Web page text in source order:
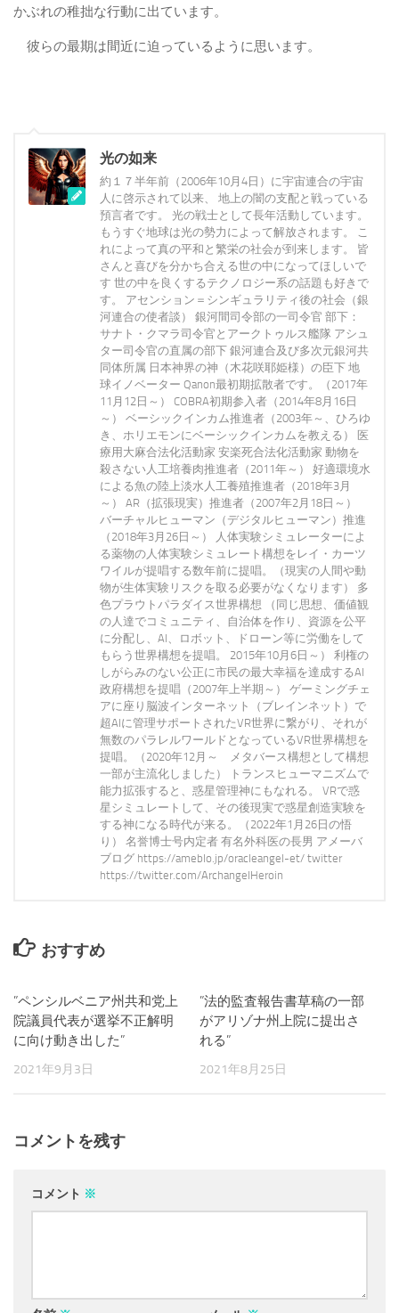
かぶれの稚拙な行動に出ています。
彼らの最期は間近に迫っているように思います。
光の如来
約１７半年前（2006年10月4日）に宇宙連合の宇宙
人に啓示されて以来、 地上の闇の支配と戦っている
預言者です。 光の戦士として長年活動しています。
もうすぐ地球は光の勢力によって解放されます。 こ
れによって真の平和と繁栄の社会が到来します。 皆
さんと喜びを分かち合える世の中になってほしいで
す 世の中を良くするテクノロジー系の話題も好きで
す。 アセンション＝シンギュラリティ後の社会（銀
河連合の使者談） 銀河間司令部の一司令官 部下：
サナト・クマラ司令官とアークトゥルス艦隊 アシュ
ター司令官の直属の部下 銀河連合及び多次元銀河共
同体所属 日本神界の神（木花咲耶姫様）の臣下 地
球イノベーター Qanon最初期拡散者です。（2017年
11月12日～） COBRA初期参入者（2014年8月16日
～） ベーシックインカム推進者（2003年～、ひろゆ
き、ホリエモンにベーシックインカムを教える） 医
療用大麻合法化活動家 安楽死合法化活動家 動物を
殺さない人工培養肉推進者（2011年～） 好適環境水
による魚の陸上淡水人工養殖推進者（2018年3月
～） AR（拡張現実）推進者（2007年2月18日～）
バーチャルヒューマン（デジタルヒューマン）推進
（2018年3月26日～） 人体実験シミュレーターによ
る薬物の人体実験シミュレート構想をレイ・カーツ
ワイルが提唱する数年前に提唱。（現実の人間や動
物が生体実験リスクを取る必要がなくなります） 多
色プラウトパラダイス世界構想 （同じ思想、価値観
の人達でコミュニティ、自治体を作り、資源を公平
に分配し、AI、ロボット、ドローン等に労働をして
もらう世界構想を提唱。 2015年10月6日～） 利権の
しがらみのない公正に市民の最大幸福を達成するAI
政府構想を提唱（2007年上半期～） ゲーミングチェ
アに座り脳波インターネット（ブレインネット）で
超AIに管理サポートされたVR世界に繋がり、それが
無数のパラレルワールドとなっているVR世界構想を
提唱。（2020年12月～ メタバース構想として構想
一部が主流化しました） トランスヒューマニズムで
能力拡張すると、惑星管理神にもなれる。 VRで惑
星シミュレートして、その後現実で惑星創造実験を
する神になる時代が来る。（2022年1月26日の悟
り） 名誉博士号内定者 有名外科医の長男 アメーバ
ブログ https://ameblo.jp/oracleangel-et/ twitter
https://twitter.com/ArchangelHeroin
おすすめ
”ペンシルベニア州共和党上
院議員代表が選挙不正解明
に向け動き出した”
2021年9月3日
”法的監査報告書草稿の一部
がアリゾナ州上院に提出さ
れる”
2021年8月25日
コメントを残す
コメント ※